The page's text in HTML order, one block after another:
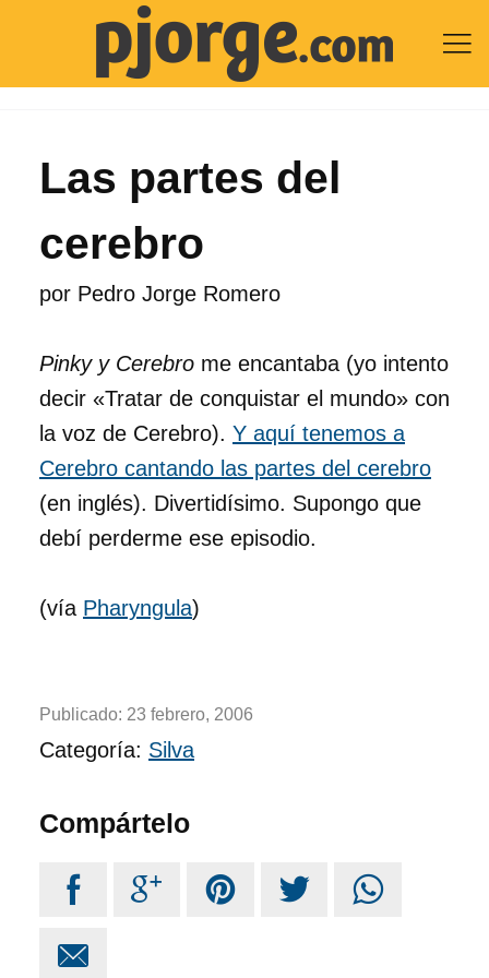

Las partes del
cerebro
por Pedro Jorge Romero
Pinky y Cerebro me encantaba (yo intento
decir «Tratar de conquistar el mundo» con
la voz de Cerebro). Y aquí tenemos a
Cerebro cantando las partes del cerebro
(en inglés). Divertidísimo. Supongo que
debí perderme ese episodio.
(vía Pharyngula)
Publicado: 23 febrero, 2006
Categoría: Silva
Compártelo
    
